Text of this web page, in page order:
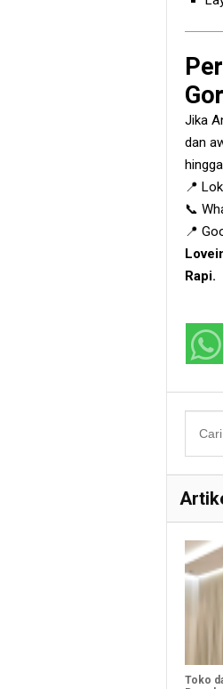
Jika
dan
📍
📞
📍
Rapi.
Toko